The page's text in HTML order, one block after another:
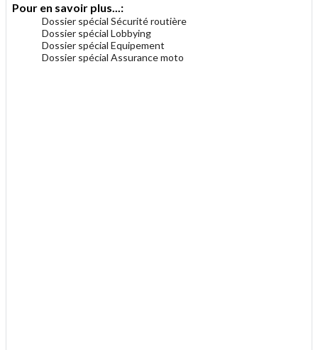
Pour en savoir plus...:
Dossier spécial Sécurité routière
Dossier spécial Lobbying
Dossier spécial Equipement
Dossier spécial Assurance moto